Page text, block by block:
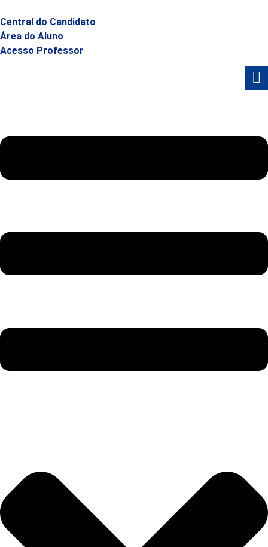
Central do Candidato
Área do Aluno
Acesso Professor